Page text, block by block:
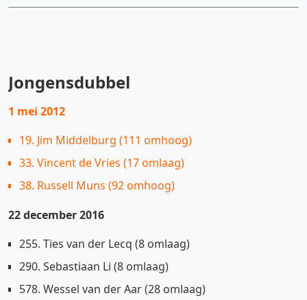
Jongensdubbel
1 mei 2012
19. Jim Middelburg (111 omhoog)
33. Vincent de Vries (17 omlaag)
38. Russell Muns (92 omhoog)
22 december 2016
255. Ties van der Lecq (8 omlaag)
290. Sebastiaan Li (8 omlaag)
578. Wessel van der Aar (28 omlaag)